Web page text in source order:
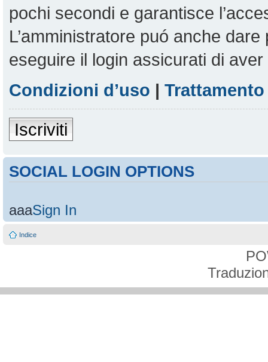
pochi secondi e garantisce
L’amministratore puó anche
eseguire il login assicurati di
Condizioni d’uso |
Iscriviti
SOCIAL LOGIN OPTIONS
aaaSign In
Indice